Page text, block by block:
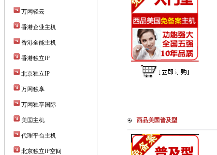
万网轻云
香港企业主机
香港全能主机
香港独立IP
北京独立IP
万网独享
万网独享国际
美国主机
代理平台主机
北京独立IP空间
西品美国普及型